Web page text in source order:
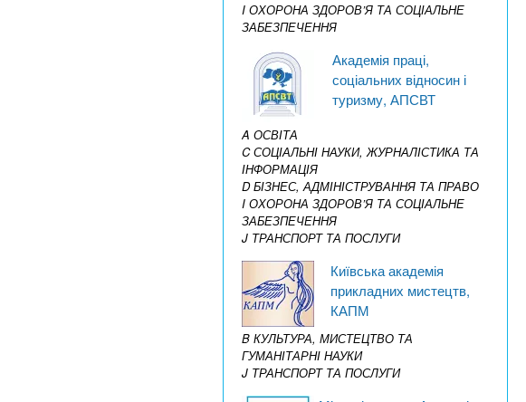
I ОХОРОНА ЗДОРОВ’Я ТА СОЦІАЛЬНЕ
ЗАБЕЗПЕЧЕННЯ
Академія праці,
соціальних відносин і
туризму, АПСВТ
A ОСВІТА
C СОЦІАЛЬНІ НАУКИ, ЖУРНАЛІСТИКА ТА
ІНФОРМАЦІЯ
D БІЗНЕС, АДМІНІСТРУВАННЯ ТА ПРАВО
I ОХОРОНА ЗДОРОВ’Я ТА СОЦІАЛЬНЕ
ЗАБЕЗПЕЧЕННЯ
J ТРАНСПОРТ ТА ПОСЛУГИ
Київська академія
прикладних мистецтв,
КАПМ
B КУЛЬТУРА, МИСТЕЦТВО ТА
ГУМАНІТАРНІ НАУКИ
J ТРАНСПОРТ ТА ПОСЛУГИ